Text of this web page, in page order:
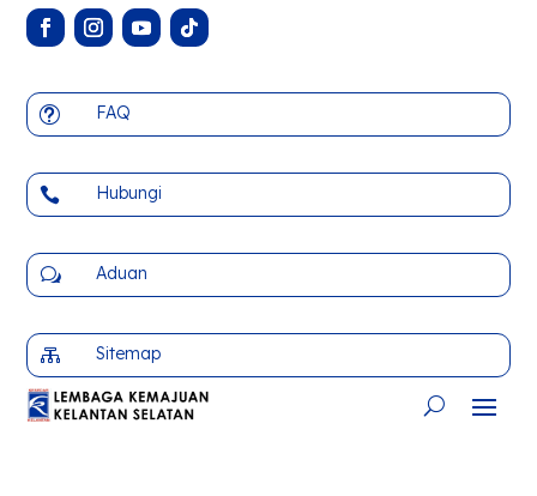
t FAQ
 Hubungi
w Aduan
 Sitemap